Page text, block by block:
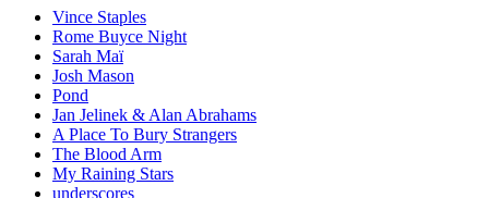
Vince Staples
Rome Buyce Night
Sarah Maï
Josh Mason
Pond
Jan Jelinek & Alan Abrahams
A Place To Bury Strangers
The Blood Arm
My Raining Stars
underscores